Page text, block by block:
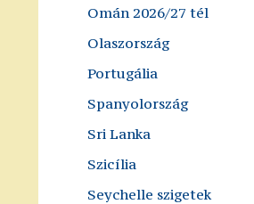
Omán 2026/27 tél
Olaszország
Portugália
Spanyolország
Sri Lanka
Szicília
Seychelle szigetek